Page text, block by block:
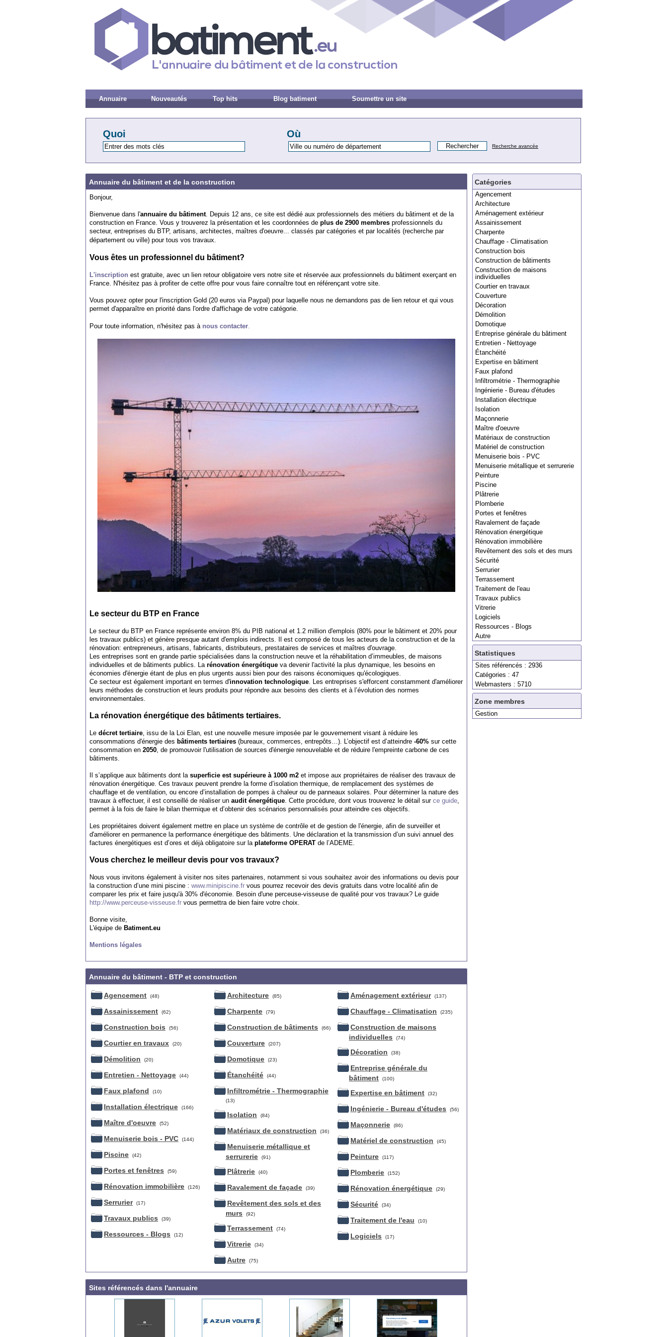
Annuaire Nouveautés Top hits Blog batiment Soumettre un site
Quoi Où
Recherche avancée
Catégories
Agencement
Architecture
Aménagement extérieur
Assainissement
Charpente
Chauffage - Climatisation
Construction bois
Construction de bâtiments
Construction de maisons
individuelles
Courtier en travaux
Couverture
Décoration
Démolition
Domotique
Entreprise générale du bâtiment
Entretien - Nettoyage
Étanchéité
Expertise en bâtiment
Faux plafond
Infiltrométrie - Thermographie
Ingénierie - Bureau d'études
Installation électrique
Isolation
Maçonnerie
Maître d'oeuvre
Matériaux de construction
Matériel de construction
Menuiserie bois - PVC
Menuiserie métallique et serrurerie
Peinture
Piscine
Plâtrerie
Plomberie
Portes et fenêtres
Ravalement de façade
Rénovation énergétique
Rénovation immobilière
Revêtement des sols et des murs
Sécurité
Serrurier
Terrassement
Traitement de l'eau
Travaux publics
Vitrerie
Logiciels
Ressources - Blogs
Autre
Statistiques
Sites référencés : 2936
Catégories : 47
Webmasters : 5710
Zone membres
Gestion
Annuaire du bâtiment et de la construction
Bonjour,
Bienvenue dans l'annuaire du bâtiment. Depuis 12 ans, ce site est dédié aux professionnels des métiers du bâtiment et de la
construction en France. Vous y trouverez la présentation et les coordonnées de plus de 2900 membres professionnels du
secteur, entreprises du BTP, artisans, architectes, maîtres d'oeuvre... classés par catégories et par localités (recherche par
département ou ville) pour tous vos travaux.
Vous êtes un professionnel du bâtiment?
L'inscription est gratuite, avec un lien retour obligatoire vers notre site et réservée aux professionnels du bâtiment exerçant en
France. N'hésitez pas à profiter de cette offre pour vous faire connaître tout en référençant votre site.
Vous pouvez opter pour l'inscription Gold (20 euros via Paypal) pour laquelle nous ne demandons pas de lien retour et qui vous
permet d'apparaître en priorité dans l'ordre d'affichage de votre catégorie.
Pour toute information, n'hésitez pas à nous contacter.
Le secteur du BTP en France
Le secteur du BTP en France représente environ 8% du PIB national et 1.2 million d'emplois (80% pour le bâtiment et 20% pour
les travaux publics) et génère presque autant d'emplois indirects. Il est composé de tous les acteurs de la construction et de la
rénovation: entrepreneurs, artisans, fabricants, distributeurs, prestataires de services et maîtres d'ouvrage.
Les entreprises sont en grande partie spécialisées dans la construction neuve et la réhabilitation d’immeubles, de maisons
individuelles et de bâtiments publics. La rénovation énergétique va devenir l'activité la plus dynamique, les besoins en
économies d'énergie étant de plus en plus urgents aussi bien pour des raisons économiques qu'écologiques.
Ce secteur est également important en termes d'innovation technologique. Les entreprises s'efforcent constamment d'améliorer
leurs méthodes de construction et leurs produits pour répondre aux besoins des clients et à l’évolution des normes
environnementales.
La rénovation énergétique des bâtiments tertiaires.
Le décret tertiaire, issu de la Loi Elan, est une nouvelle mesure imposée par le gouvernement visant à réduire les
consommations d'énergie des bâtiments tertiaires (bureaux, commerces, entrepôts…). L’objectif est d’atteindre -60% sur cette
consommation en 2050, de promouvoir l'utilisation de sources d'énergie renouvelable et de réduire l'empreinte carbone de ces
bâtiments.
Il s’applique aux bâtiments dont la superficie est supérieure à 1000 m2 et impose aux propriétaires de réaliser des travaux de
rénovation énergétique. Ces travaux peuvent prendre la forme d’isolation thermique, de remplacement des systèmes de
chauffage et de ventilation, ou encore d’installation de pompes à chaleur ou de panneaux solaires. Pour déterminer la nature des
travaux à effectuer, il est conseillé de réaliser un audit énergétique. Cette procédure, dont vous trouverez le détail sur ce guide,
permet à la fois de faire le bilan thermique et d’obtenir des scénarios personnalisés pour atteindre ces objectifs.
Les propriétaires doivent également mettre en place un système de contrôle et de gestion de l'énergie, afin de surveiller et
d'améliorer en permanence la performance énergétique des bâtiments. Une déclaration et la transmission d’un suivi annuel des
factures énergétiques est d’ores et déjà obligatoire sur la plateforme OPERAT de l’ADEME.
Vous cherchez le meilleur devis pour vos travaux?
Nous vous invitons également à visiter nos sites partenaires, notamment si vous souhaitez avoir des informations ou devis pour
la construction d’une mini piscine : www.minipiscine.fr vous pourrez recevoir des devis gratuits dans votre localité afin de
comparer les prix et faire jusqu'à 30% d'économie. Besoin d'une perceuse-visseuse de qualité pour vos travaux? Le guide
http://www.perceuse-visseuse.fr vous permettra de bien faire votre choix.
Bonne visite,
L'équipe de Batiment.eu
Mentions légales
Annuaire du bâtiment - BTP et construction
Agencement (48)
Assainissement (62)
Construction bois (56)
Courtier en travaux (20)
Démolition (20)
Entretien - Nettoyage (44)
Faux plafond (10)
Installation électrique (166)
Maître d'oeuvre (52)
Menuiserie bois - PVC (144)
Piscine (42)
Portes et fenêtres (59)
Rénovation immobilière (126)
Serrurier (17)
Travaux publics (39)
Ressources - Blogs (12)
Architecture (85)
Charpente (79)
Construction de bâtiments (66)
Couverture (207)
Domotique (23)
Étanchéité (44)
Infiltrométrie - Thermographie
(13)
Isolation (84)
Matériaux de construction (36)
Menuiserie métallique et
serrurerie
(91)
Plâtrerie (40)
Ravalement de façade (39)
Revêtement des sols et des
murs
(92)
Terrassement (74)
Vitrerie (34)
Autre (75)
Aménagement extérieur (137)
Chauffage - Climatisation (235)
Construction de maisons
individuelles
(74)
Décoration (38)
Entreprise générale du
bâtiment
(100)
Expertise en bâtiment (32)
Ingénierie - Bureau d'études (56)
Maçonnerie (86)
Matériel de construction (45)
Peinture (117)
Plomberie (152)
Rénovation énergétique (29)
Sécurité (34)
Traitement de l'eau (10)
Logiciels (17)
Sites référencés dans l'annuaire